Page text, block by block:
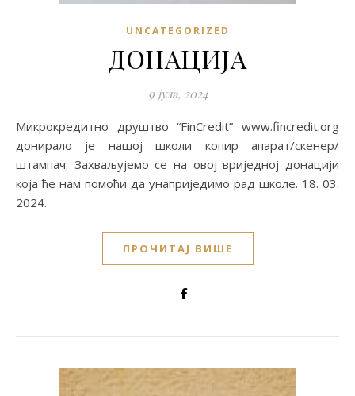
UNCATEGORIZED
ДОНАЦИЈА
9 јула, 2024
Микрокредитно друштво “FinCredit” www.fincredit.org
донирало је нашој школи копир апарат/скенер/
штампач. Захваљујемо се на овој вриједној донацији
која ће нам помоћи да унаприједимо рад школе. 18. 03.
2024.
ПРОЧИТАЈ ВИШЕ